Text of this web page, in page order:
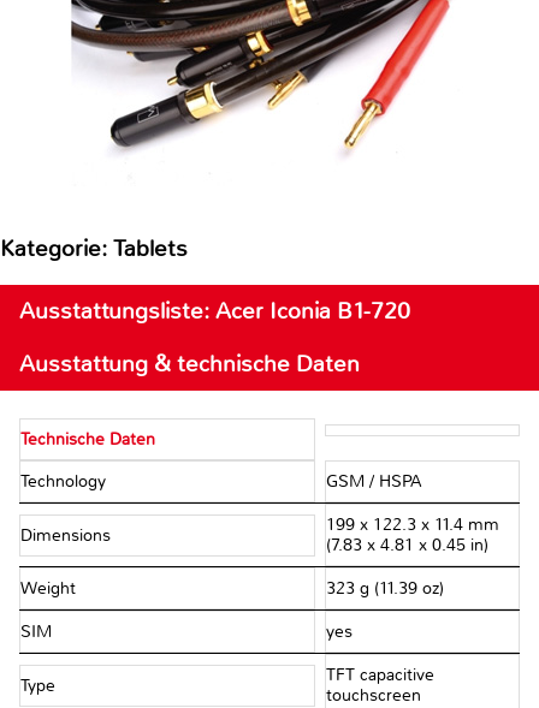
Kategorie: Tablets
Ausstattungsliste: Acer Iconia B1-720
Ausstattung & technische Daten
Technische Daten
Technology GSM / HSPA
Dimensions
199 x 122.3 x 11.4 mm
(7.83 x 4.81 x 0.45 in)
Weight 323 g (11.39 oz)
SIM yes
Type
TFT capacitive
touchscreen